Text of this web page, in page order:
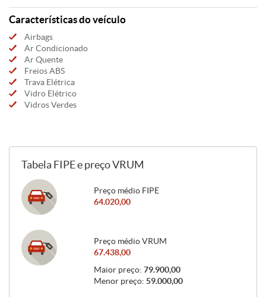
Características do veículo
Airbags
Ar Condicionado
Ar Quente
Freios ABS
Trava Elétrica
Vidro Elétrico
Vidros Verdes
Tabela FIPE e preço VRUM
Preço médio FIPE
64.020,00
Preço médio VRUM
67.438,00
Maior preço: 79.900,00
Menor preço: 59.000,00